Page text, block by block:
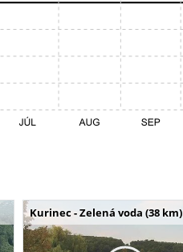
Kurinec - Zelená voda (38 km)